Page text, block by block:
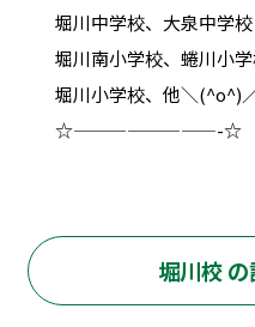
堀川中学校、大泉中学校
堀川南小学校、蜷川小
堀川小学校、他＼(^o^)
☆————————-☆
堀川校